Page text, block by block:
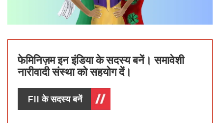
फेमिनिज़म इन इंडिया के सदस्य बनें। समावेशी
नारीवादी संस्था को सहयोग दें।
FII के सदस्य बनें